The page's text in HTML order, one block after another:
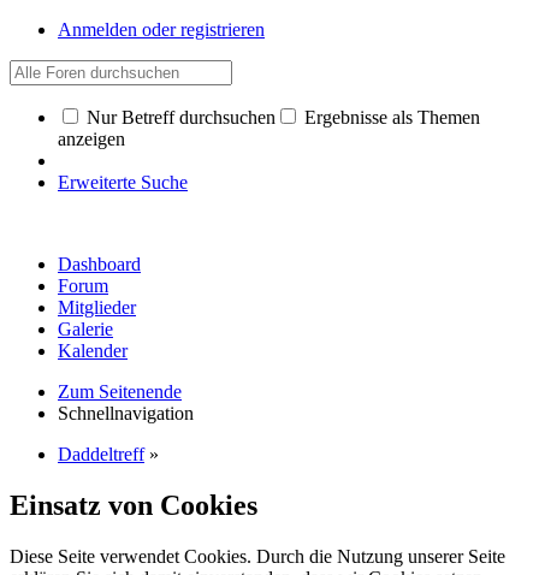
Anmelden oder registrieren
Nur Betreff durchsuchen
Ergebnisse als Themen
anzeigen
Erweiterte Suche
Dashboard
Forum
Mitglieder
Galerie
Kalender
Zum Seitenende
Schnellnavigation
Daddeltreff »
Einsatz von Cookies
Diese Seite verwendet Cookies. Durch die Nutzung unserer Seite